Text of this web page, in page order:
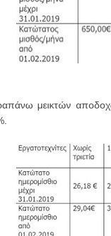
μεικτών